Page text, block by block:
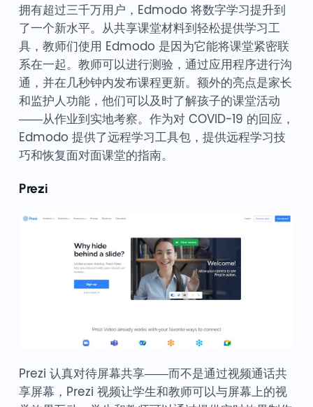
拥有超过三千万用户，Edmodo 将数字学习提升到
了一个新水平。从共享课堂材料到轻松提供学习工
具，教师们使用 Edmodo 是因为它能将课堂紧密联
系在一起。教师可以进行测验，通过应用程序进行沟
通，并在几秒钟内发布课程更新。额外的亮点是家长
和监护人功能，他们可以及时了解孩子的课堂活动
——从作业到实地考察。作为对 COVID-19 的回应，
Edmodo 提供了远程学习工具包，提供远程学习技
巧和恢复面对面课堂的指南。
Prezi
Prezi 认真对待屏幕共享——而不是通过视频通话共
享屏幕，Prezi 视频让学生和教师可以与屏幕上的视